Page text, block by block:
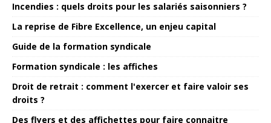
Incendies : quels droits pour les salariés saisonniers ?
La reprise de Fibre Excellence, un enjeu capital
Guide de la formation syndicale
Formation syndicale : les affiches
Droit de retrait : comment l'exercer et faire valoir ses
droits ?
Des flyers et des affichettes pour faire connaitre